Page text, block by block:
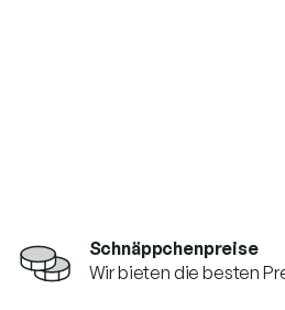
Schnäppchenpreise
Wir bieten die besten